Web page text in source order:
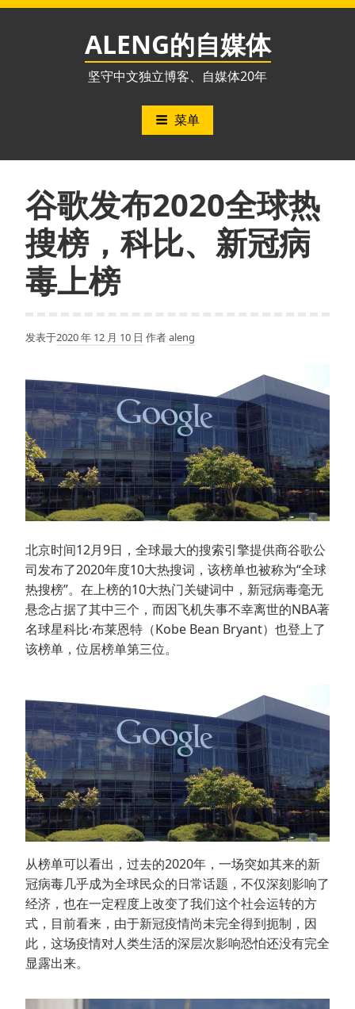
跳
ALENG的自媒体
坚守中文独立博客、自媒体20年
菜单
谷歌发布2020全球热
搜榜，科比、新冠病
毒上榜
发表于2020 年 12 月 10 日 作者aleng
北京时间12月9日，全球最大的搜索引擎提供商谷歌公
司发布了2020年度10大热搜词，该榜单也被称为“全球
热搜榜”。在上榜的10大热门关键词中，新冠病毒毫无
悬念占据了其中三个，而因飞机失事不幸离世的NBA著
名球星科比·布莱恩特（Kobe Bean Bryant）也登上了
该榜单，位居榜单第三位。
从榜单可以看出，过去的2020年，一场突如其来的新
冠病毒几乎成为全球民众的日常话题，不仅深刻影响了
经济，也在一定程度上改变了我们这个社会运转的方
式，目前看来，由于新冠疫情尚未完全得到扼制，因
此，这场疫情对人类生活的深层次影响恐怕还没有完全
显露出来。